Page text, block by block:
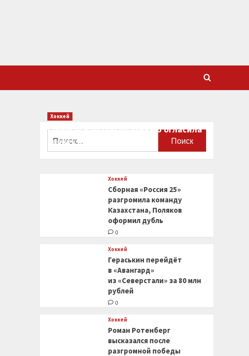
Хоккей
Сборная Канады по хоккею огласила
заявку на чемпионат мира
Хоккей
Сборная «Россия 25»
разгромила команду
Казахстана, Поляков
оформил дубль
0
Хоккей
Гераськин перейдёт
в «Авангард»
из «Северстали» за 80 млн
рублей
0
Хоккей
Роман Ротенберг
высказался после
разгромной победы